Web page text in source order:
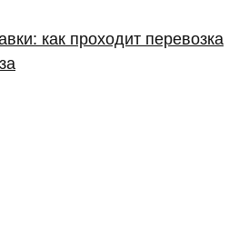
как проходит перевозка